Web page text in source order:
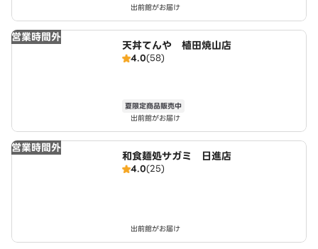
出前館がお届け
営業時間外
天丼てんや 植田焼山店
4.0(58)
夏限定商品販売中
出前館がお届け
営業時間外
和食麺処サガミ 日進店
4.0(25)
出前館がお届け